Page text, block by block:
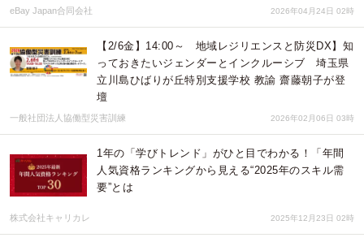
eBay Japan合同会社 2026年04月24日 02時
【2/6金】14:00～ 地域レジリエンスと防災DX】知
っておきたいジェンダーとインクルーシブ 埼玉県
立川島ひばりが丘特別支援学校 教諭 齋藤朝子が登
壇
一般社団法人協働型災害訓練 2026年02月06日 03時
1年の「学びトレンド」がひと目でわかる！「年間
人気資格ランキングから見える“2025年のスキル需
要”とは
株式会社キャリカレ 2025年12月23日 02時